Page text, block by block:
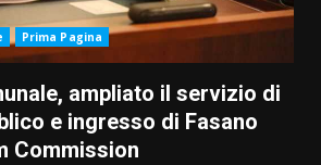
Prima Pagina
ampliato il servizio di
e ingresso di Fasano
Commission